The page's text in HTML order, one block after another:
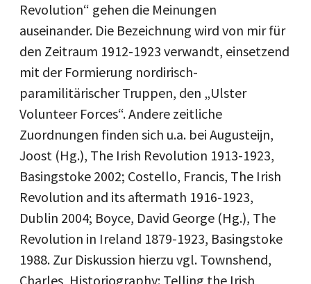
Revolution“ gehen die Meinungen
auseinander. Die Bezeichnung wird von mir für
den Zeitraum 1912-1923 verwandt, einsetzend
mit der Formierung nordirisch-
paramilitärischer Truppen, den „Ulster
Volunteer Forces“. Andere zeitliche
Zuordnungen finden sich u.a. bei Augusteijn,
Joost (Hg.), The Irish Revolution 1913-1923,
Basingstoke 2002; Costello, Francis, The Irish
Revolution and its aftermath 1916-1923,
Dublin 2004; Boyce, David George (Hg.), The
Revolution in Ireland 1879-1923, Basingstoke
1988. Zur Diskussion hierzu vgl. Townshend,
Charles, Historiography: Telling the Irish